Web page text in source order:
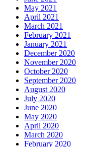
May 2021
April 2021
March 2021
February 2021
January 2021
December 2020
November 2020
October 2020
September 2020
August 2020
July 2020
June 2020
May 2020
April 2020
March 2020
February 2020